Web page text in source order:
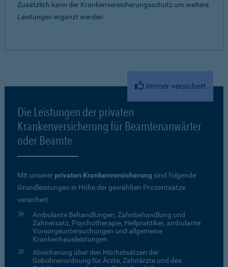
Zusätzlich kann der Krankenversicherungsschutz um weitere
Leistungen ergänzt werden.
Immer versichert
Die Leistungen der privaten
Krankenversicherung für Beamtenanwärter
oder Beamte
Mit unserer privaten Krankenversicherung sind folgende
Grundleistungen in Höhe der gewählten Prozentsätze
versichert:
Ambulante Behandlungen, Zahnbehandlung und
Zahnersatz, Psychotherapie, Heilpraktiker, ambulante
Vorsorgeuntersuchungen und allgemeine
Krankenhausleistungen
Absicherung über den Höchstsätzen der
Gebührenordnung für Ärzte, Zahnärzte und des